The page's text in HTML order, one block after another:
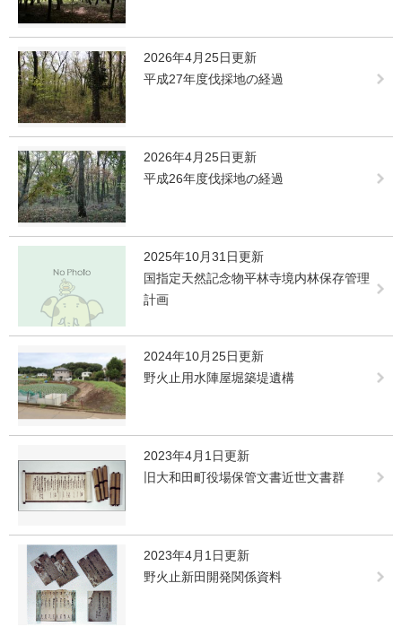
2026年4月25日更新
平成27年度伐採地の経過
2026年4月25日更新
平成26年度伐採地の経過
2025年10月31日更新
国指定天然記念物平林寺境内林保存管理
計画
2024年10月25日更新
野火止用水陣屋堀築堤遺構
2023年4月1日更新
旧大和田町役場保管文書近世文書群
2023年4月1日更新
野火止新田開発関係資料